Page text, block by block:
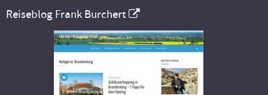
Reiseblog Frank Burchert